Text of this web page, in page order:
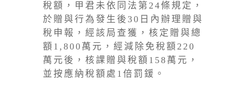
稅額，甲君未依同法第24條規定，
於贈與行為發生後30日內辦理贈與
稅申報，經該局查獲，核定贈與總
額1,800萬元，經減除免稅額220
萬元後，核課贈與稅額158萬元，
並按應納稅額處1倍罰鍰。